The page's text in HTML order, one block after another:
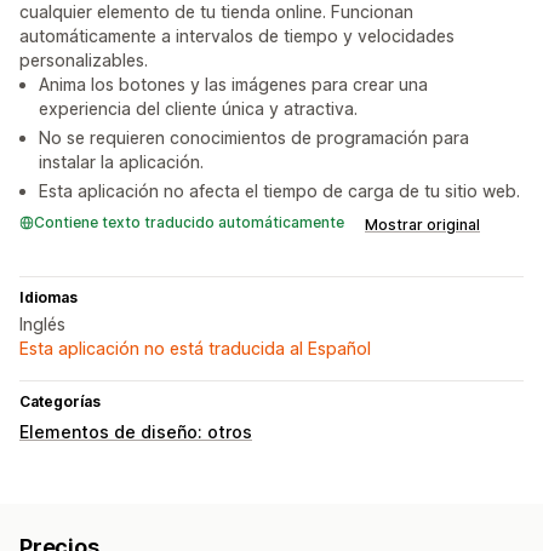
cualquier elemento de tu tienda online. Funcionan
automáticamente a intervalos de tiempo y velocidades
personalizables.
Anima los botones y las imágenes para crear una
experiencia del cliente única y atractiva.
No se requieren conocimientos de programación para
instalar la aplicación.
Esta aplicación no afecta el tiempo de carga de tu sitio web.
Contiene texto traducido automáticamente Mostrar original
Idiomas
Inglés
Esta aplicación no está traducida al Español
Categorías
Elementos de diseño: otros